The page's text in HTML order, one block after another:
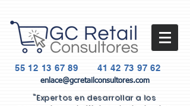
55 12 13 67 89 41 42 73 97 62
enlace@gcretailconsultores.com
"Expertos en desarrollar a los